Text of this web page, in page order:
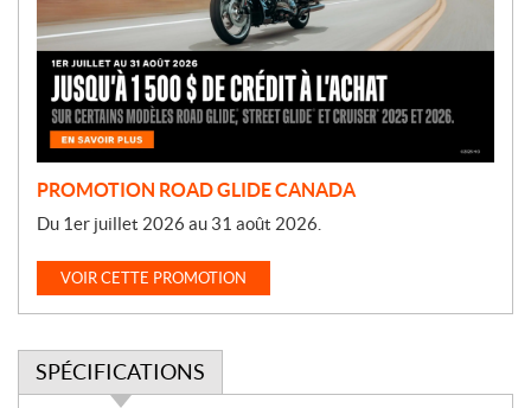
o
t
n
PROMOTION ROAD GLIDE CANADA
Du 1er juillet 2026 au 31 août 2026.
VOIR CETTE PROMOTION
SPÉCIFICATIONS